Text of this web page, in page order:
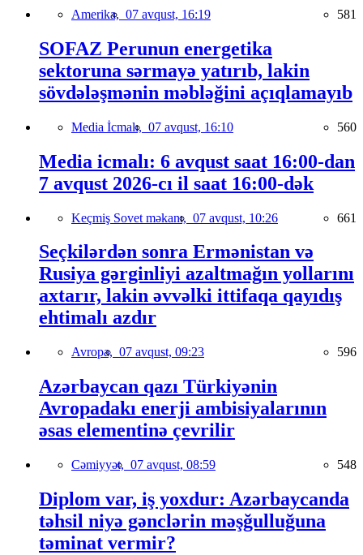
Amerika, 07 avqust, 16:19 581
SOFAZ Perunun energetika
sektoruna sərmayə yatırıb, lakin
sövdələşmənin məbləğini açıqlamayıb
Media İcmalı, 07 avqust, 16:10 560
Media icmalı: 6 avqust saat 16:00-dan
7 avqust 2026-cı il saat 16:00-dək
Keçmiş Sovet məkanı, 07 avqust, 10:26 661
Seçkilərdən sonra Ermənistan və
Rusiya gərginliyi azaltmağın yollarını
axtarır, lakin əvvəlki ittifaqa qayıdış
ehtimalı azdır
Avropa, 07 avqust, 09:23 596
Azərbaycan qazı Türkiyənin
Avropadakı enerji ambisiyalarının
əsas elementinə çevrilir
Cəmiyyət, 07 avqust, 08:59 548
Diplom var, iş yoxdur: Azərbaycanda
təhsil niyə gənclərin məşğulluğuna
təminat vermir?